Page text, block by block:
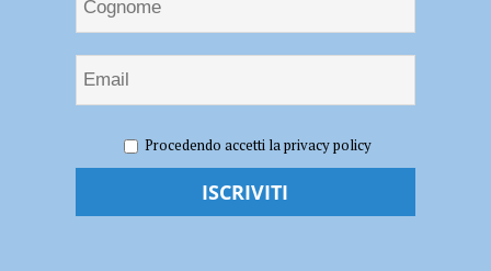
per il territorio piacentino 5,5 milioni per 35 cantieri
Danni da maltempo, per il territorio
Procedendo accetti la privacy policy